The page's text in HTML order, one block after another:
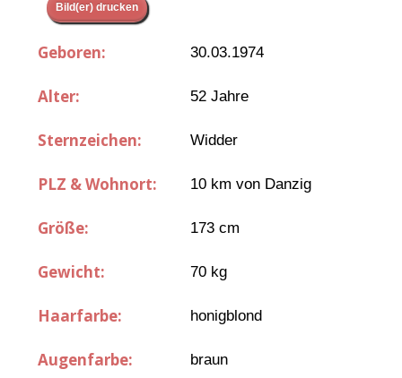
Bild(er) drucken
Geboren: 30.03.1974
Alter: 52 Jahre
Sternzeichen: Widder
PLZ & Wohnort: 10 km von Danzig
Größe: 173 cm
Gewicht: 70 kg
Haarfarbe: honigblond
Augenfarbe: braun